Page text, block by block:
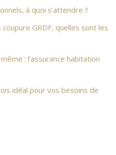
à quoi s’attendre ?
GRDF, quelles sont les
: l’assurance habitation
idéal pour vos besoins de